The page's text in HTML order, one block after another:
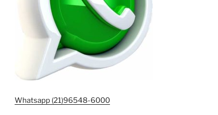
Whatsapp (21)96548-6000